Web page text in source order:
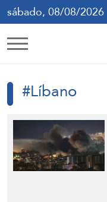
sábado, 08/08/2026
#Líbano